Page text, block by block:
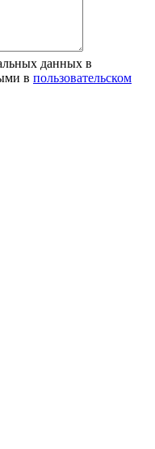
данных в
в пользовательском